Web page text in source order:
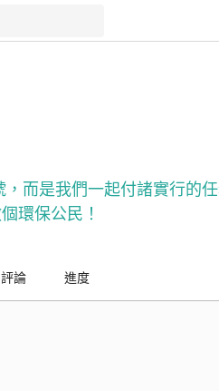
，而是我們一起付諸實行的
環保公民！
評論 進度